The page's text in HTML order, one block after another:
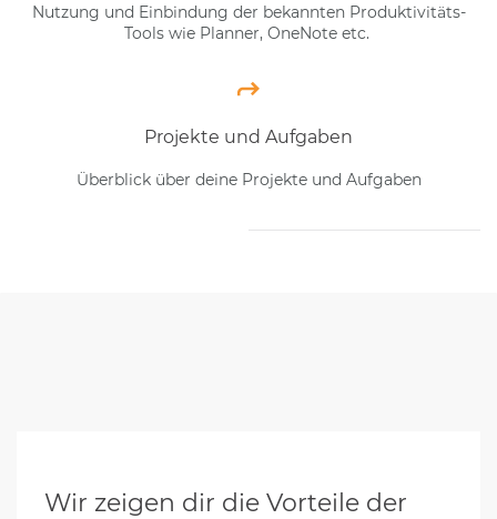
Nutzung und Einbindung der bekannten Produktivitäts-
Tools wie Planner, OneNote etc.
Projekte und Aufgaben
Überblick über deine Projekte und Aufgaben
Wir zeigen dir die Vorteile der